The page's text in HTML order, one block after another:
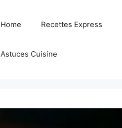
Home Recettes Express
Astuces Cuisine